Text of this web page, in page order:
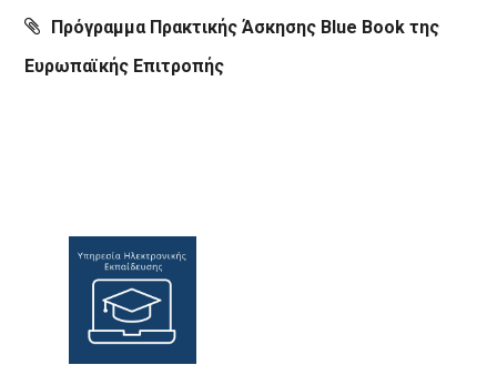
Πρόγραμμα Πρακτικής Άσκησης Blue Book της
Ευρωπαϊκής Επιτροπής